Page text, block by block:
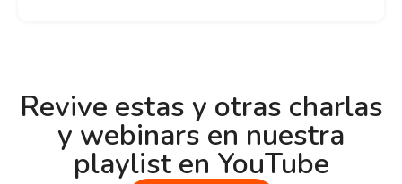
Revive estas y otras charlas
y webinars en nuestra
playlist en YouTube